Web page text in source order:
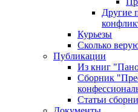
Другие
Курьезы
Сколько
Публикации
Из книг
Сборник
Статьи